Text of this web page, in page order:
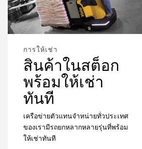
การให้เช่า
สินค้าในสต็อก
พร้อมให้เช่า
ทันที
เครือข่ายตัวแทนจำหน่ายทั่วประเทศ
ของเรามีรถยกหลากหลายรุ่นที่พร้อม
ให้เช่าทันที